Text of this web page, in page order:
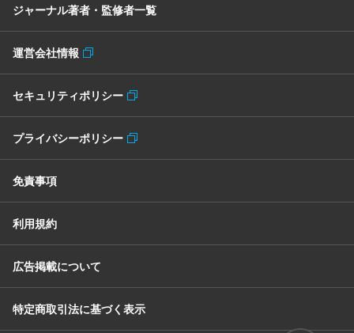
ジャーナル著者・監修者一覧
運営会社情報
セキュリティポリシー
プライバシーポリシー
免責事項
利用規約
広告掲載について
特定商取引法に基づく表示